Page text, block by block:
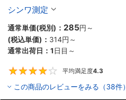
シンワ測定
通常単価(税別)： 285円 ～
(税込単価)： 314円 ～
通常出荷日： 1日目～
平均満足度4.3
この商品のレビューをみる（38件）